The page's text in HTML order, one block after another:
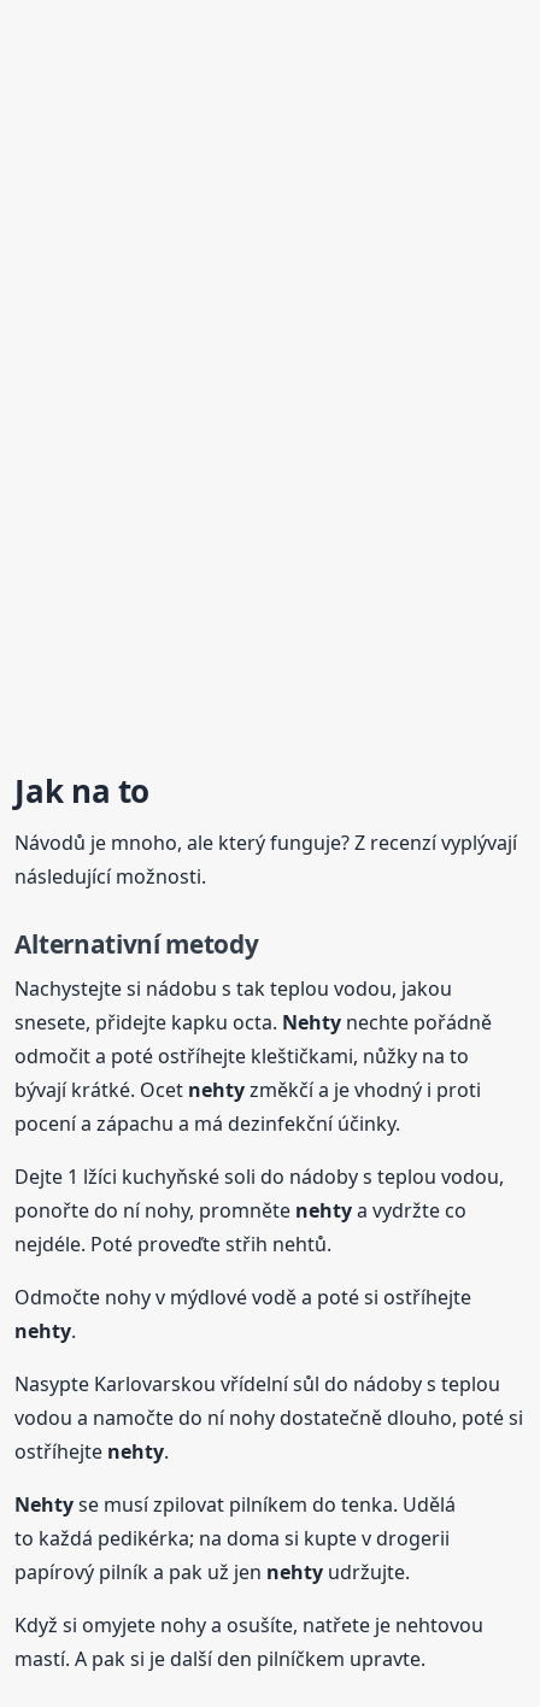
Jak na to
Návodů je mnoho, ale který funguje? Z recenzí vyplývají
následující možnosti.
Alternativní metody
Nachystejte si nádobu s tak teplou vodou, jakou
snesete, přidejte kapku octa. Nehty nechte pořádně
odmočit a poté ostříhejte kleštičkami, nůžky na to
bývají krátké. Ocet nehtyzměkčí a je vhodný i proti
pocení a zápachu a má dezinfekční účinky.
Dejte 1 lžíci kuchyňské soli do nádoby s teplou vodou,
ponořte do ní nohy, promněte nehtya vydržte co
nejdéle. Poté proveďte střih nehtů.
Odmočte nohy v mýdlové vodě a poté si ostříhejte
nehty.
Nasypte Karlovarskou vřídelní sůl do nádoby s teplou
vodou a namočte do ní nohy dostatečně dlouho, poté si
ostříhejte nehty.
Nehtyse musí zpilovat pilníkem do tenka. Udělá
to každá pedikérka; na doma si kupte v drogerii
papírový pilník a pak už jen nehty udržujte.
Když si omyjete nohy a osušíte, natřete je nehtovou
mastí. A pak si je další den pilníčkem upravte.